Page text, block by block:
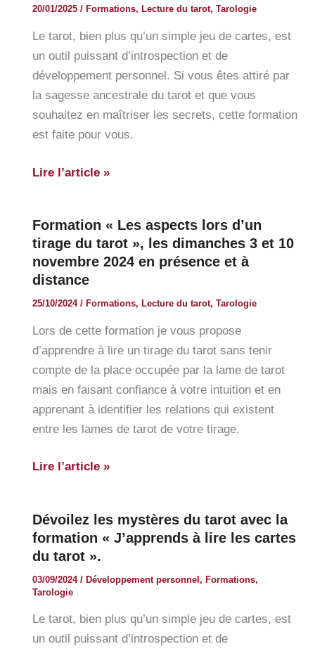
ses
arcanes
majeurs
20/01/2025 / Formations, Lecture du tarot, Tarologie
Le tarot, bien plus qu’un simple jeu de cartes, est
un outil puissant d’introspection et de
développement personnel. Si vous êtes attiré par
la sagesse ancestrale du tarot et que vous
souhaitez en maîtriser les secrets, cette formation
est faite pour vous.
Venez
au
TAROT
les
et
16
mars
2025
Lire l’article »
Formation « Les aspects lors d’un
tirage du tarot », les dimanches 3 et 10
novembre 2024 en présence et à
distance
25/10/2024 / Formations, Lecture du tarot, Tarologie
Lors de cette formation je vous propose
d’apprendre à lire un tirage du tarot sans tenir
compte de la place occupée par la lame de tarot
mais en faisant confiance à votre intuition et en
apprenant à identifier les relations qui existent
entre les lames de tarot de votre tirage.
Formation
lors
d’un
tirage
du
les
dimanches
Lire l’article »
Dévoilez les mystères du tarot avec la
formation « J’apprends à lire les cartes
du tarot ».
03/09/2024 / Développement personnel , Formations,
Tarologie
Le tarot, bien plus qu’un simple jeu de cartes, est
un outil puissant d’introspection et de